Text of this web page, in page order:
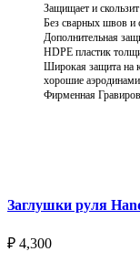
Защищает и
Без сварных швов и
Дополнительная
HDPE пластик
Широкая защита на
хорошие
Фирменная
Заглушки руля
₽ 4,300